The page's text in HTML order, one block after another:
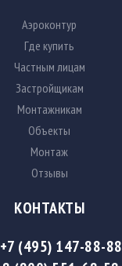
Аэроконтур
Где купить
Частным лицам
Застройщикам
Монтажникам
Объекты
Монтаж
Отзывы
КОНТАКТЫ
+7 (495) 147-88-88